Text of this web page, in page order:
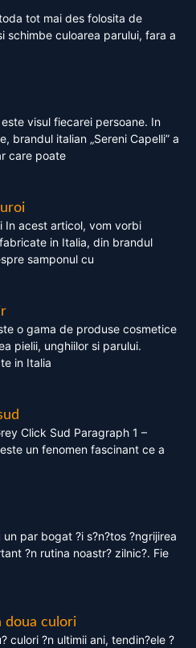
tot mai des folosita de
schimbe culoarea parului, fara a
visul fiecarei persoane. In
brandul italian „Sereni Capelli” a
care poate
In acest articol, vom vorbi
in Italia, din brandul
samponul cu
o gama de produse cosmetice
pielii, unghiilor si parului.
in Italia
Click Sud Paragraph 1 –
un fenomen fascinant ce a
par bogat ?i s?n?tos ?ngrijirea
?n rutina noastr? zilnic?. Fie
doua culori
culori ?n ultimii ani, tendin?ele ?